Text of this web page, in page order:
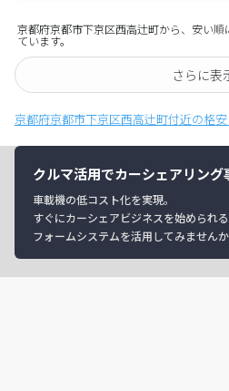
京都府京都市下京区西高辻町から、安い
ています。
さらに表
京都府京都市下京区西高辻町付近の格
クルマ活用でカーシェアリング
車載機の低コスト化を実現。
すぐにカーシェアビジネスを始められ
フォームシステムを活用してみませんか